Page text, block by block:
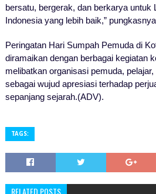
bersatu, bergerak, dan berkarya untuk
Indonesia yang lebih baik,”
Peringatan Hari Sumpah Pemuda di
diramaikan dengan berbagai kegiatan
melibatkan organisasi pemuda,
sebagai wujud apresiasi terhadap
sepanjang sejarah.(ADV).
TAGS:
RELATED POSTS